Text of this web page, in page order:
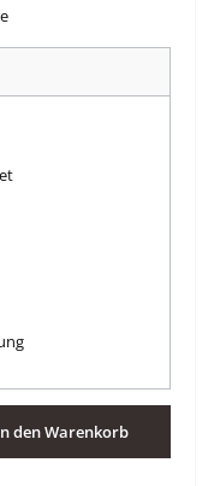
den Warenkorb